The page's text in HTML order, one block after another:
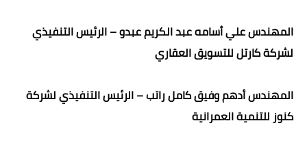
المهندس علي أسامه عبد الكريم عبدو – الرئيس التنفيذي
لشركة كارتل للتسويق العقاري
المهندس أدهم وفيق كامل راتب – الرئيس التنفيذي لشركة
كنوز للتنمية العمرانية